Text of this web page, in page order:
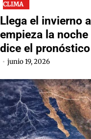
CLIMA
Llega el invierno
empieza la
dice el
junio 19, 2026